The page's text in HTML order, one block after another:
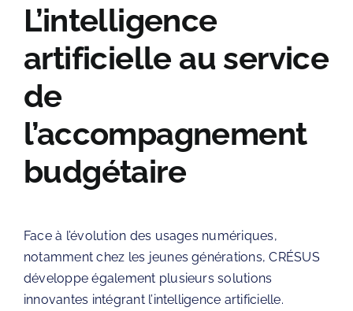
L’intelligence
artificielle au service
de
l’accompagnement
budgétaire
Face à l’évolution des usages numériques,
notamment chez les jeunes générations,CRÉSUS
développe également plusieurs solutions
innovantes intégrant l’intelligence artificielle.